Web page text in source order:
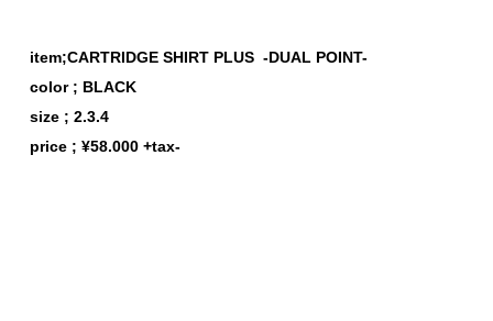
item;CARTRIDGE SHIRT PLUS -DUAL POINT-
color ; BLACK
size ; 2.3.4
price ; ¥58.000 +tax-